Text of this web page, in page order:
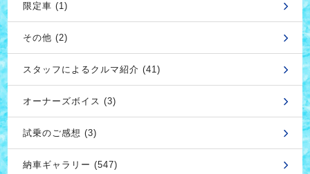
限定車 (1)
その他 (2)
スタッフによるクルマ紹介 (41)
オーナーズボイス (3)
試乗のご感想 (3)
納車ギャラリー (547)